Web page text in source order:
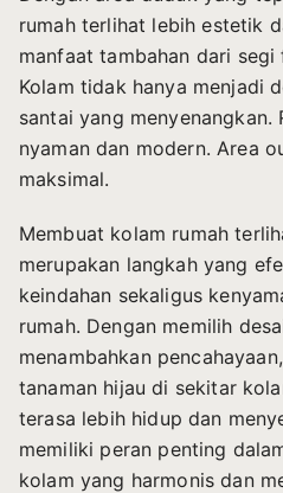
rumah terlihat lebih estetik
manfaat tambahan dari segi
Kolam tidak hanya menjadi
santai yang menyenangkan.
nyaman dan modern. Area
maksimal.
Membuat kolam rumah
merupakan langkah yang
keindahan sekaligus
rumah. Dengan memilih
menambahkan
tanaman hijau di sekitar
terasa lebih hidup dan
memiliki peran penting
kolam yang harmonis dan